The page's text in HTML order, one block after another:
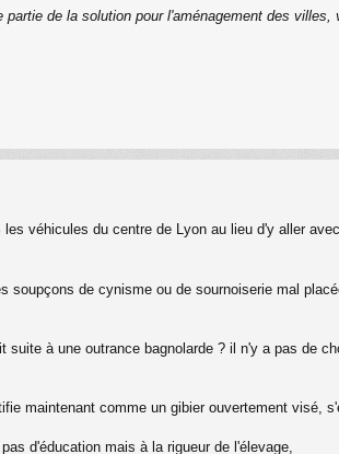
de la solution pour l'aménagement des villes,
véhicules du centre de Lyon au lieu d'y aller
soupçons de cynisme ou de sournoiserie mal
suite à une outrance bagnolarde ? il n'y a pas de
maintenant comme un gibier ouvertement
d'éducation mais à la rigueur de l'élevage,